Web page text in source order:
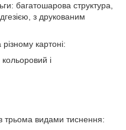
багатошарова структура,
з друкованим
картоні:
і
трьома видами тиснення: